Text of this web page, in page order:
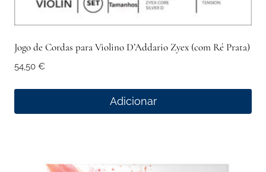
Jogo de Cordas para Violino D’Addario Zyex (com Ré Prata)
54,50 €
Adicionar